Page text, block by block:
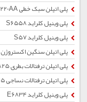
پلی اتیلن سبک خطی 0220AA
پلی وینیل کلراید S6558
پلی وینیل کلراید S57
پلی اتیلن سنگین اکستروژن EX3
پلی اتیلن ترفتالات بطری BG825
پلی اتیلن ترفتالات نساجی TG645
پلی وینیل کلراید E6834